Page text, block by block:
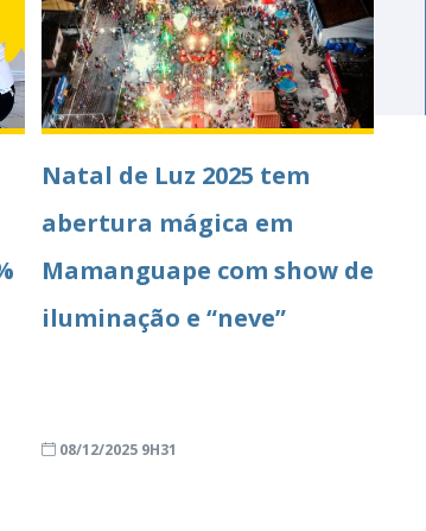
Natal de Luz 2025 tem
abertura mágica em
Mamanguape com show de
iluminação e “neve”
08/12/2025 9H31